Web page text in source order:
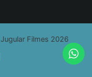
Filmes 2026